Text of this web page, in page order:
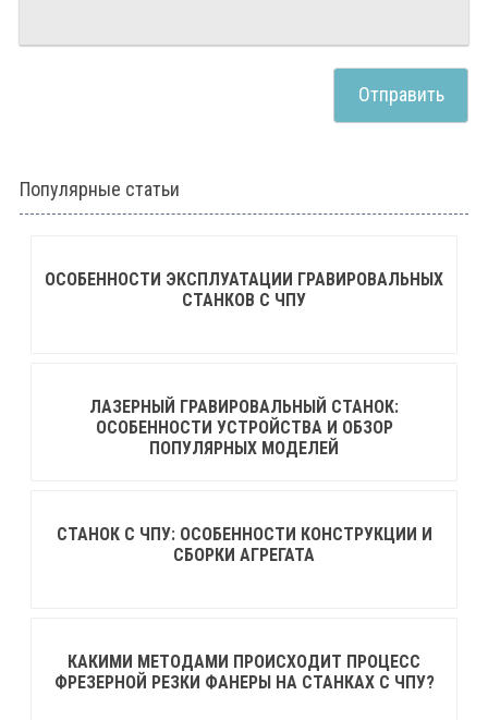
Популярные статьи
ОСОБЕННОСТИ ЭКСПЛУАТАЦИИ ГРАВИРОВАЛЬНЫХ
СТАНКОВ С ЧПУ
ЛАЗЕРНЫЙ ГРАВИРОВАЛЬНЫЙ СТАНОК:
ОСОБЕННОСТИ УСТРОЙСТВА И ОБЗОР
ПОПУЛЯРНЫХ МОДЕЛЕЙ
СТАНОК С ЧПУ: ОСОБЕННОСТИ КОНСТРУКЦИИ И
СБОРКИ АГРЕГАТА
КАКИМИ МЕТОДАМИ ПРОИСХОДИТ ПРОЦЕСС
ФРЕЗЕРНОЙ РЕЗКИ ФАНЕРЫ НА СТАНКАХ С ЧПУ?